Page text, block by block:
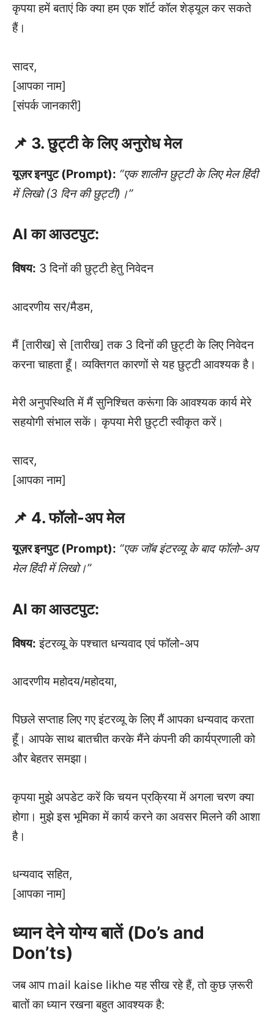
कृपया हमें बताएं कि क्या हम एक शॉर्ट कॉल शेड्यूल कर सकते
हैं।
सादर,
[आपका नाम]
[संपर्क जानकारी]
📌 3. छुट्टी के लिए अनुरोध मेल
यूज़र इनपुट (Prompt): “एक शालीन छुट्टी के लिए मेल हिंदी
में लिखो (3 दिन की छुट्टी)।”
AI का आउटपुट:
विषय: 3 दिनों की छुट्टी हेतु निवेदन
आदरणीय सर/मैडम,
मैं [तारीख] से [तारीख] तक 3 दिनों की छुट्टी के लिए निवेदन
करना चाहता हूँ। व्यक्तिगत कारणों से यह छुट्टी आवश्यक है।
मेरी अनुपस्थिति में मैं सुनिश्चित करूंगा कि आवश्यक कार्य मेरे
सहयोगी संभाल सकें। कृपया मेरी छुट्टी स्वीकृत करें।
सादर,
[आपका नाम]
📌 4. फॉलो-अप मेल
यूज़र इनपुट (Prompt): “एक जॉब इंटरव्यू के बाद फॉलो-अप
मेल हिंदी में लिखो।”
AI का आउटपुट:
विषय: इंटरव्यू के पश्चात धन्यवाद एवं फॉलो-अप
आदरणीय महोदय/महोदया,
पिछले सप्ताह लिए गए इंटरव्यू के लिए मैं आपका धन्यवाद करता
हूँ। आपके साथ बातचीत करके मैंने कंपनी की कार्यप्रणाली को
और बेहतर समझा।
कृपया मुझे अपडेट करें कि चयन प्रक्रिया में अगला चरण क्या
होगा। मुझे इस भूमिका में कार्य करने का अवसर मिलने की आशा
है।
धन्यवाद सहित,
[आपका नाम]
ध्यान देने योग्य बातें (Do’s and
Don’ts)
जब आप mail kaise likhe यह सीख रहे हैं, तो कुछ ज़रूरी
बातों का ध्यान रखना बहुत आवश्यक है: